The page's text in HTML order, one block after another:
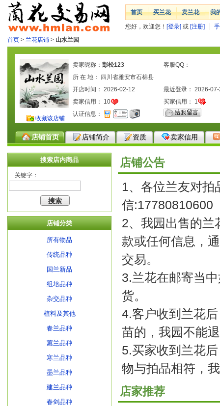
首页 买兰花 卖兰花 我
您好，欢迎您！ [登录] 或 [注册]
首页 > 兰花店铺 > 山水兰园
收藏该店铺
卖家昵称： 彭松123
客服QQ：
所 在 地： 四川省雅安市石棉县
开店时间： 2026-02-12
最近登录： 2026-
卖家信用： 10 买家信用： 1
认证信息：
店铺首页 店铺简介 资质 卖家信用
搜索店内商品
关键字：
店铺分类
所有物品
传统品种
国兰新品
组培品种
杂交品种
植料及其他
春兰品种
蕙兰品种
寒兰品种
墨兰品种
建兰品种
春剑品种
店铺公告
1、各位兰友对拍
信:17780810600
2、我园出售的兰
款或任何信息，
交易。
3.兰花在邮寄当
货。
4.客户收到兰花
苗的，我园不能
5.买家收到兰花
物与拍品相符，
店家推荐